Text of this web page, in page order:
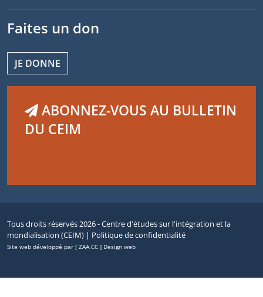
Faites un don
JE DONNE
ABONNEZ-VOUS AU BULLETIN
DU CEIM
Tous droits réservés 2026 - Centre d'études sur l'intégration et la
mondialisation (CEIM) | Politique de confidentialité
Site web développé par [ ZAA.CC ] Design web